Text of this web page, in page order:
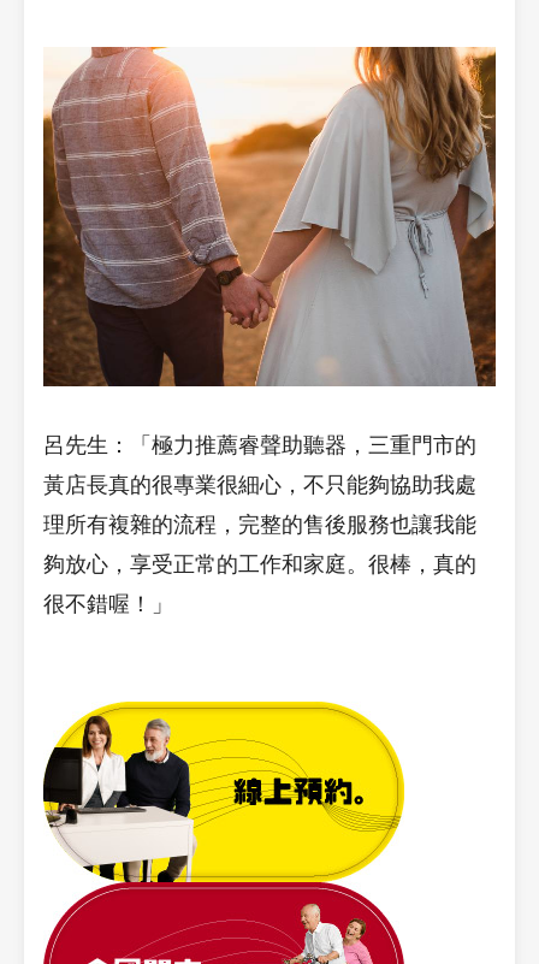
呂先生：「極力推薦睿聲助聽器，三重門市的
黃店長真的很專業很細心，不只能夠協助我處
理所有複雜的流程，完整的售後服務也讓我能
夠放心，享受正常的工作和家庭。 很棒，真的
很不錯喔！
」